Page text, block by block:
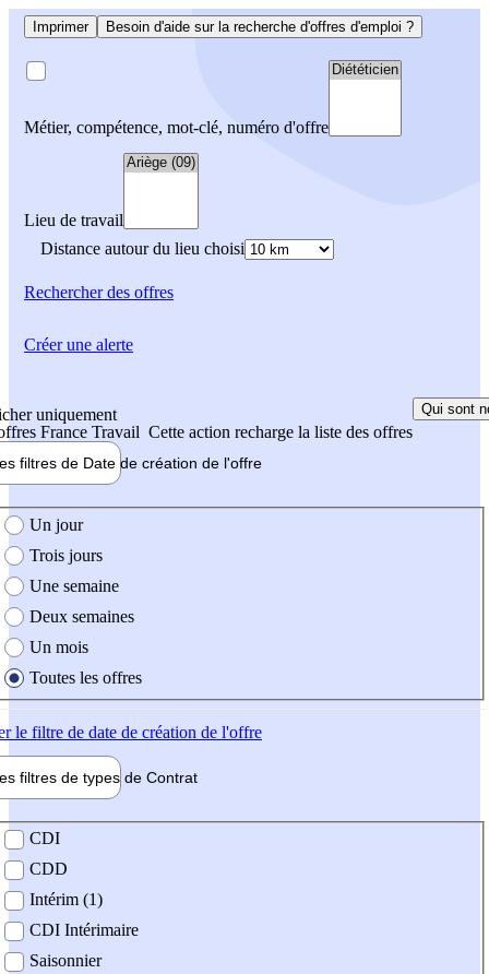
Imprimer Besoin d'aide sur la recherche d'offres d'emploi ?
Métier, compétence, mot-clé, numéro d'offre
Lieu de travail
Distance autour du lieu choisi
Rechercherdes offres
uniquement
France Travail Cette action recharge la liste des offres
Qui sont
filtres de Date de création de l'offre
création de l'offre
Un jour
Trois jours
Une semaine
Deux semaines
Un mois
Toutes les offres
le filtre de date de création de l'offre
filtres de types de Contrat
contrat
CDI
CDD
Intérim (1)
CDI Intérimaire
Saisonnier
Créer une alerte